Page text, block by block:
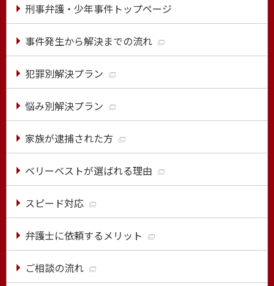
刑事弁護・少年事件トップページ
事件発生から解決までの流れ
犯罪別解決プラン
悩み別解決プラン
家族が逮捕された方
ベリーベストが選ばれる理由
スピード対応
弁護士に依頼するメリット
ご相談の流れ